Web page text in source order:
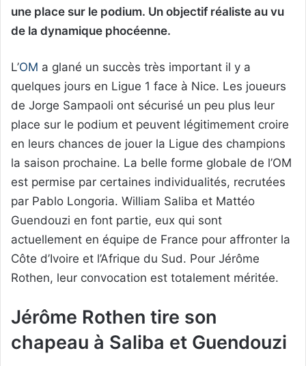
une place sur le podium. Un objectif réaliste au vu
de la dynamique phocéenne.
L’OM a glané un succès très important il y a
quelques jours en Ligue 1 face à Nice. Les joueurs
de Jorge Sampaoli ont sécurisé un peu plus leur
place sur le podium et peuvent légitimement croire
en leurs chances de jouer la Ligue des champions
la saison prochaine. La belle forme globale de l’OM
est permise par certaines individualités, recrutées
par Pablo Longoria. William Saliba et Mattéo
Guendouzi en font partie, eux qui sont
actuellement en équipe de France pour affronter la
Côte d’Ivoire et l’Afrique du Sud. Pour Jérôme
Rothen, leur convocation est totalement méritée.
Jérôme Rothen tire son
chapeau à Saliba et Guendouzi